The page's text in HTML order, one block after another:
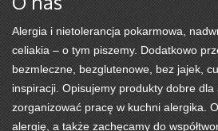
Alergia i nietolerancja pokarmowa,
celiakia – o tym piszemy. Dodatkowo
bezmleczne, bezglutenowe, bez jajek,
inspiracji. Opisujemy produkty dobre dla
zorganizować pracę w kuchni alergika.
alergię, a także zachęcamy do